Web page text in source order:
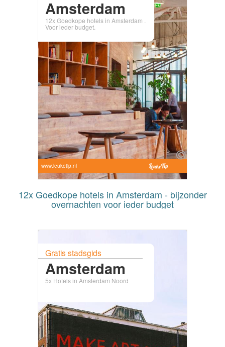
Amsterdam
12x Goedkope hotels in Amsterdam .
Voor ieder budget.
www.leuketip.nl
12x Goedkope hotels in Amsterdam - bijzonder
overnachten voor ieder budget
Gratis stadsgids
Amsterdam
5x Hotels in Amsterdam Noord